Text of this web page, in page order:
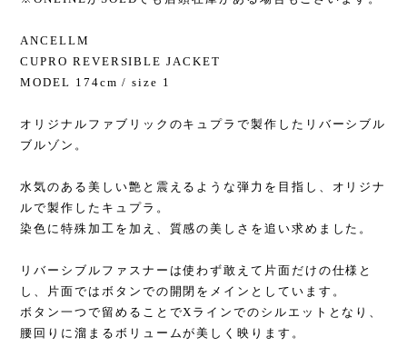
ANCELLM
CUPRO REVERSIBLE JACKET
MODEL 174cm / size 1
オリジナルファブリックのキュプラで製作したリバーシブル
ブルゾン。
水気のある美しい艶と震えるような弾力を目指し、オリジナ
ルで製作したキュプラ。
染色に特殊加工を加え、質感の美しさを追い求めました。
リバーシブルファスナーは使わず敢えて片面だけの仕様と
し、片面ではボタンでの開閉をメインとしています。
ボタン一つで留めることでXラインでのシルエットとなり、
腰回りに溜まるボリュームが美しく映ります。